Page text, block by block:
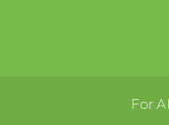
For